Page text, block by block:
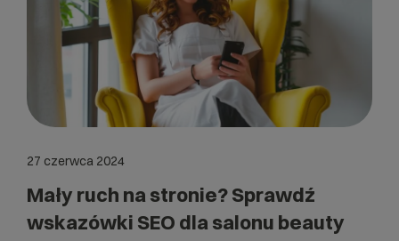
27 czerwca 2024
Mały ruch na stronie? Sprawdź
wskazówki SEO dla salonu beauty